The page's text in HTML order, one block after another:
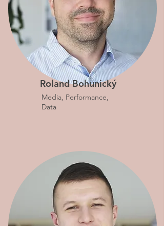
Roland Bohunický
Media, Performance,
Data